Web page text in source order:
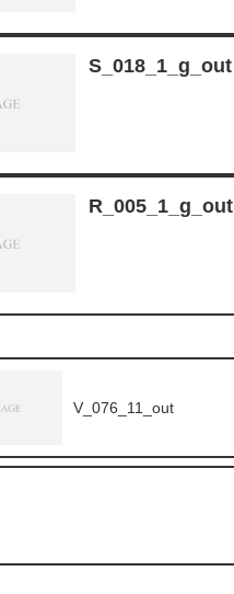
S_018_1_g_out
R_005_1_g_out
V_076_11_out